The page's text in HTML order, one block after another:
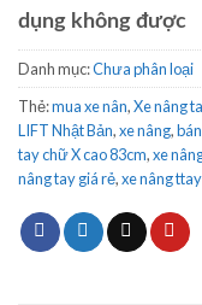
dụng không được
Danh mục:Chưa phân loại
Thẻ:mua xe nân,Xe nâng
LIFT Nhật Bản,xe nâng,
tay chữ X cao 83cm,xe
nâng tay giá rẻ,xe nâng